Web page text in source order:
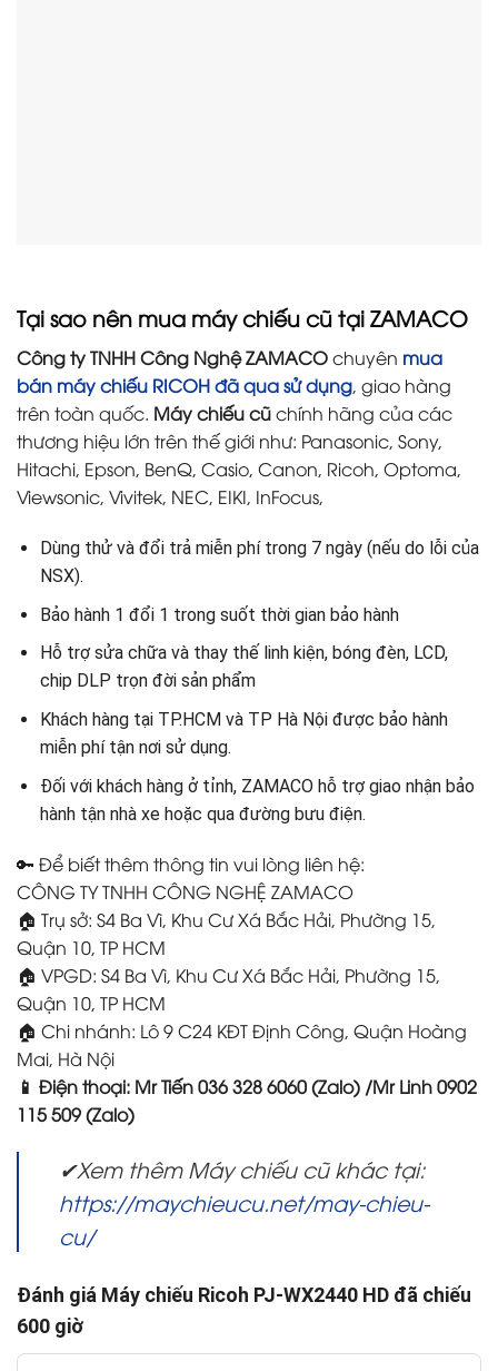
Tại sao nên mua máy chiếu cũ tại ZAMACO
Công ty TNHH Công Nghệ ZAMACOchuyên mua
bán máy chiếu RICOH đã qua sử dụng, giao hàng
trên toàn quốc. Máy chiếu cũchính hãng của các
thương hiệu lớn trên thế giới như: Panasonic, Sony,
Hitachi, Epson, BenQ, Casio, Canon, Ricoh, Optoma,
Viewsonic, Vivitek, NEC, EIKI, InFocus,
Dùng thử và đổi trả miễn phí trong 7 ngày (nếu do lỗi của
NSX).
Bảo hành 1 đổi 1 trong suốt thời gian bảo hành
Hỗ trợ sửa chữa và thay thế linh kiện, bóng đèn, LCD,
chip DLP trọn đời sản phẩm
Khách hàng tại TP.HCM và TP Hà Nội được bảo hành
miễn phí tận nơi sử dụng.
Đối với khách hàng ở tỉnh, ZAMACO hỗ trợ giao nhận bảo
hành tận nhà xe hoặc qua đường bưu điện.
🔑 Để biết thêm thông tin vui lòng liên hệ:
CÔNG TY TNHH CÔNG NGHỆ ZAMACO
🏠 Trụ sở: S4 Ba Vì, Khu Cư Xá Bắc Hải, Phường 15,
Quận 10, TP HCM
🏠 VPGD: S4 Ba Vì, Khu Cư Xá Bắc Hải, Phường 15,
Quận 10, TP HCM
🏠 Chi nhánh: Lô 9 C24 KĐT Định Công, Quận Hoàng
Mai, Hà Nội
📱 Điện thoại: Mr Tiến 036 328 6060 (Zalo) /Mr Linh 0902
115 509 (Zalo)
✔Xem thêm Máy chiếu cũ khác tại:
https://maychieucu.net/may-chieu-
cu/
Đánh giá Máy chiếu Ricoh PJ-WX2440 HD đã chiếu
600 giờ